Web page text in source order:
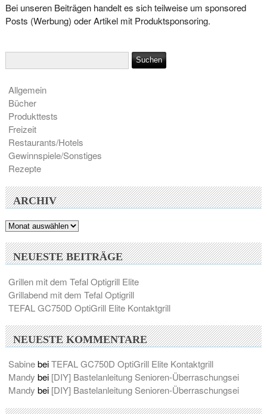
Bei unseren Beiträgen handelt es sich teilweise um sponsored
Posts (Werbung) oder Artikel mit Produktsponsoring.
Allgemein
Bücher
Produkttests
Freizeit
Restaurants/Hotels
Gewinnspiele/Sonstiges
Rezepte
ARCHIV
Archiv
NEUESTE BEITRÄGE
Grillen mit dem Tefal Optigrill Elite
Grillabend mit dem Tefal Optigrill
TEFAL GC750D OptiGrill Elite Kontaktgrill
NEUESTE KOMMENTARE
SabinebeiTEFAL GC750D OptiGrill Elite Kontaktgrill
Mandy bei [DIY] Bastelanleitung Senioren-Überraschungsei
Mandy bei [DIY] Bastelanleitung Senioren-Überraschungsei